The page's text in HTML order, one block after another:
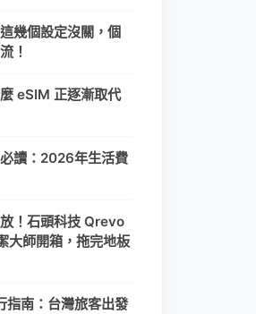
幾個設定沒關，個
！
eSIM 正逐漸取代
讀：2026年生活費
！石頭科技 Qrevo
大師開箱，拖完地板
指南：台灣旅客出發